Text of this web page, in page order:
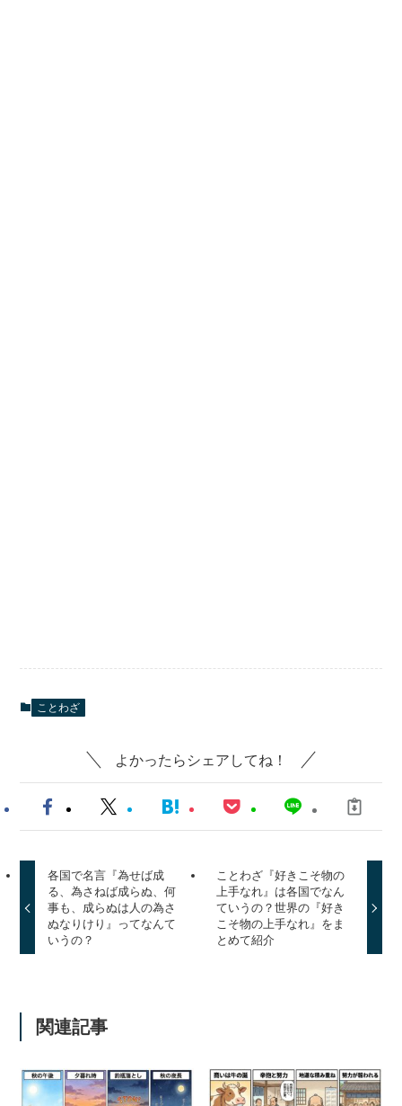
ことわざ
よかったらシェアしてね！
各国で名言『為せば成
る、為さねば成らぬ、何
事も、成らぬは人の為さ
ぬなりけり』ってなんて
いうの？
ことわざ『好きこそ物の
上手なれ』は各国でなん
ていうの？世界の『好き
こそ物の上手なれ』をま
とめて紹介
関連記事